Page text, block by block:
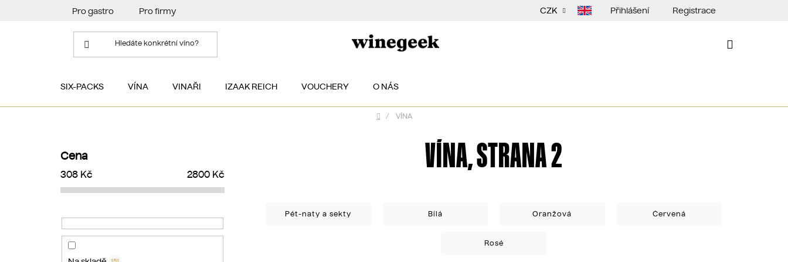
Pro gastro Pro firmy CZK Přihlášení Registrace
SIX-PACKS VÍNA VINAŘI IZAAK REICH VOUCHERY O NÁS
Domů
/ VÍNA
Cena
308 Kč 2800 Kč VÍNA, STRANA 2
Pét-naty a sekty Bílá Oranžová Červená
Rosé